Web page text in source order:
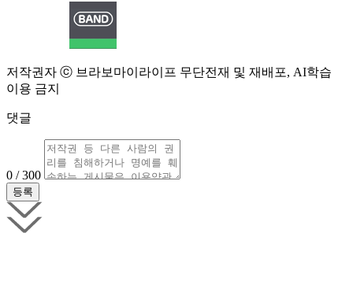
저작권자 ⓒ 브라보마이라이프 무단전재 및 재배포, AI학습
이용 금지
댓글
0 / 300